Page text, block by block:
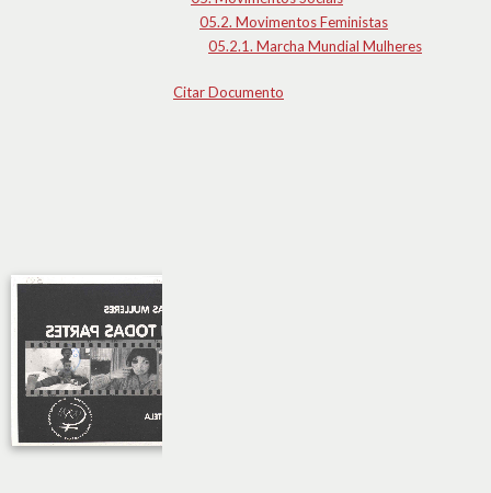
05.2. Movimentos Feministas
05.2.1. Marcha Mundial Mulheres
Citar Documento